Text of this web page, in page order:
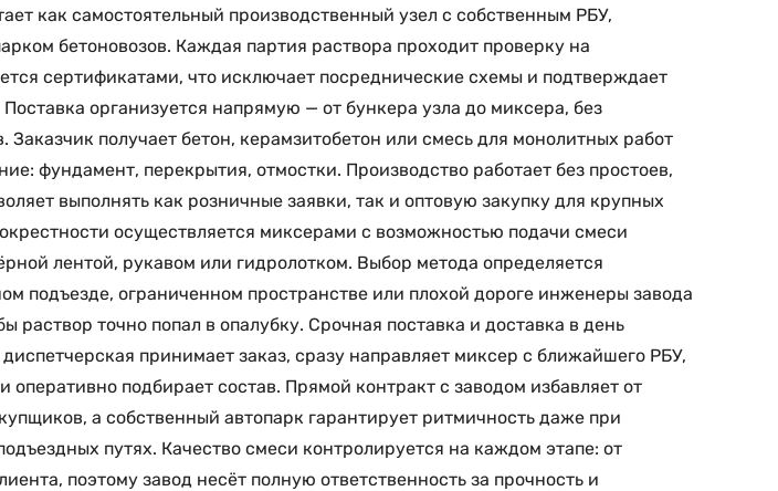
как самостоятельный производственный узел с собственным РБУ,
бетоновозов. Каждая партия раствора проходит проверку на
сертификатами, что исключает посреднические схемы и подтверждает
организуется напрямую — от бункера узла до миксера, без
получает бетон, керамзитобетон или смесь для монолитных работ
фундамент, перекрытия, отмостки. Производство работает без простоев,
выполнять как розничные заявки, так и оптовую закупку для крупных
осуществляется миксерами с возможностью подачи смеси
лентой, рукавом или гидролотком. Выбор метода определяется
подъезде, ограниченном пространстве или плохой дороге инженеры завода
раствор точно попал в опалубку. Срочная поставка и доставка в день
принимает заказ, сразу направляет миксер с ближайшего РБУ,
оперативно подбирает состав. Прямой контракт с заводом избавляет от
а собственный автопарк гарантирует ритмичность даже при
путях. Качество смеси контролируется на каждом этапе: от
поэтому завод несёт полную ответственность за прочность и